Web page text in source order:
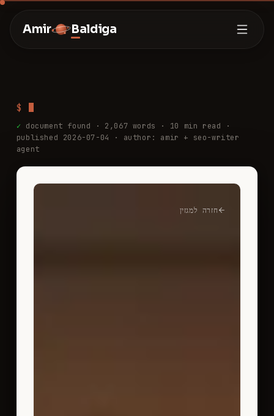
Amir Baldiga
$
✓ document found · 2,067 words · 10 min read ·
published 2026-07-04
· author: amir + seo-writer
agent
חזרה למגזין